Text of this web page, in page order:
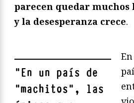
parecen quedar muchos
y la desesperanza crece.
"En un país de
“machitos”, las